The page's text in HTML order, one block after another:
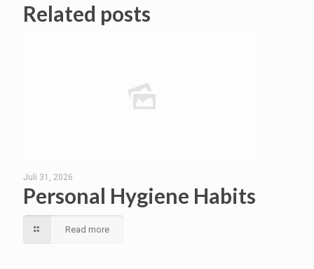
Related posts
Juli 31, 2026
Personal Hygiene Habits
Read more